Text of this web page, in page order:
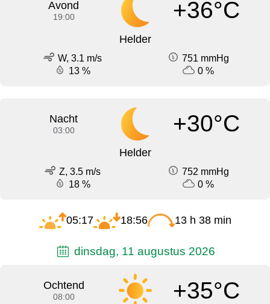
Avond
19:00 +36°C
Helder
W, 3.1 m/s
751 mmHg
13 %
0 %
Nacht
03:00 +30°C
Helder
Z, 3.5 m/s
752 mmHg
18 %
0 %
05:17 18:56 13 h 38 min
dinsdag, 11 augustus 2026
Ochtend
08:00 +35°C